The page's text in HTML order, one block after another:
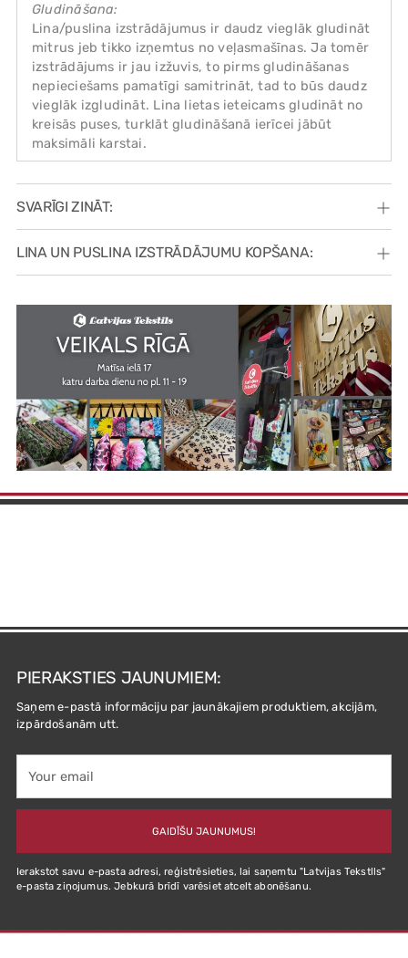
Gludināšana:
Lina/puslina izstrādājumus ir daudz vieglāk gludināt
mitrus jeb tikko izņemtus no veļasmašīnas. Ja tomēr
izstrādājums ir jau izžuvis, to pirms gludināšanas
nepieciešams pamatīgi samitrināt, tad to būs daudz
vieglāk izgludināt. Lina lietas ieteicams gludināt no
kreisās puses, turklāt gludināšanā ierīcei jābūt
maksimāli karstai.
SVARĪGI ZINĀT:
LINA UN PUSLINA IZSTRĀDĀJUMU KOPŠANA:
PIERAKSTIES JAUNUMIEM:
Saņem e-pastā informāciju par jaunākajiem produktiem, akcijām,
izpārdošanām utt.
email
GAIDĪŠU JAUNUMUS!
Ierakstot savu e-pasta adresi, reģistrēsieties, lai saņemtu "Latvijas Tekstlls"
e-pasta ziņojumus. Jebkurā brīdī varēsiet atcelt abonēšanu.